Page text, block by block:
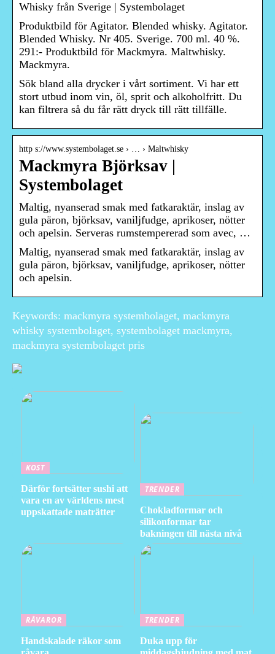
Whisky från Sverige | Systembolaget
Produktbild för Agitator. Blended whisky. Agitator.
Blended Whisky. Nr 405. Sverige. 700 ml. 40 %.
291:- Produktbild för Mackmyra. Maltwhisky.
Mackmyra.
Sök bland alla drycker i vårt sortiment. Vi har ett
stort utbud inom vin, öl, sprit och alkoholfritt. Du
kan filtrera så du får rätt dryck till rätt tillfälle.
http s://www.systembolaget.se › … › Maltwhisky
Mackmyra Björksav |
Systembolaget
Maltig, nyanserad smak med fatkaraktär, inslag av
gula päron, björksav, vaniljfudge, aprikoser, nötter
och apelsin. Serveras rumstempererad som avec, …
Maltig, nyanserad smak med fatkaraktär, inslag av
gula päron, björksav, vaniljfudge, aprikoser, nötter
och apelsin.
Keywords: mackmyra systembolaget, mackmyra
whisky systembolaget, systembolaget mackmyra,
mackmyra systembolaget pris
KOST
Därför fortsätter sushi att
vara en av världens mest
uppskattade maträtter
TRENDER
Chokladformar och
silikonformar tar
bakningen till nästa nivå
RÅVAROR
Handskalade räkor som
TRENDER
Duka upp för